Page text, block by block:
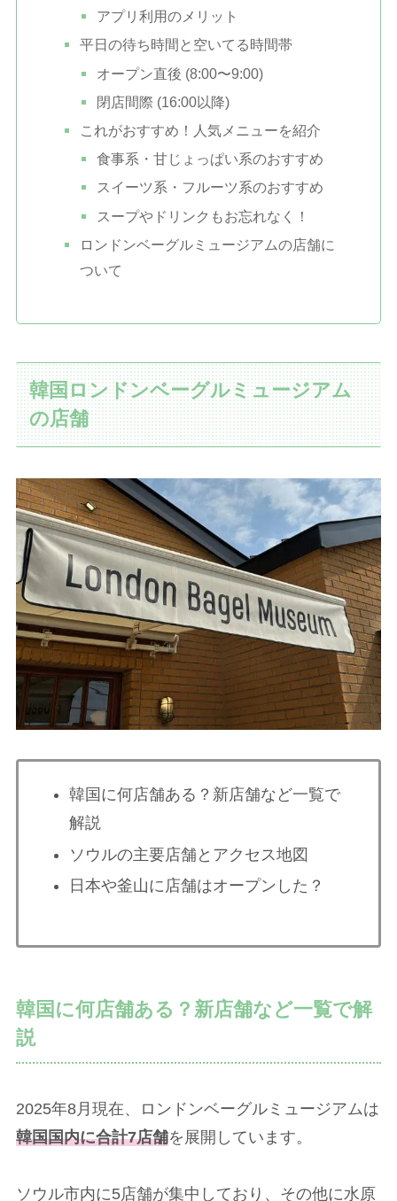
アプリ利用のメリット
平日の待ち時間と空いてる時間帯
オープン直後 (8:00〜9:00)
閉店間際 (16:00以降)
これがおすすめ！人気メニューを紹介
食事系・甘じょっぱい系のおすすめ
スイーツ系・フルーツ系のおすすめ
スープやドリンクもお忘れなく！
ロンドンベーグルミュージアムの店舗に
ついて
韓国ロンドンベーグルミュージアム
の店舗
韓国に何店舗ある？新店舗など一覧で
解説
ソウルの主要店舗とアクセス地図
日本や釜山に店舗はオープンした？
韓国に何店舗ある？新店舗など一覧で解
説
2025年8月現在、ロンドンベーグルミュージアムは
韓国国内に合計7店舗を展開しています。
ソウル市内に5店舗が集中しており、その他に水原